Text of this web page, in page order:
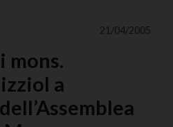
21/04/2005
mons.
a